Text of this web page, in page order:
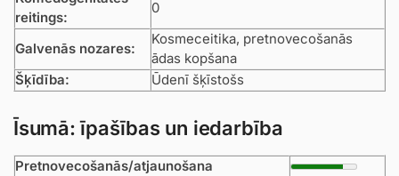
reitings:
0
Galvenās nozares:
Kosmeceitika, pretnovecošanās
ādas kopšana
Šķīdība:
Ūdenī šķīstošs
Īsumā: īpašības un iedarbība
Pretnovecošanās/atjaunošana